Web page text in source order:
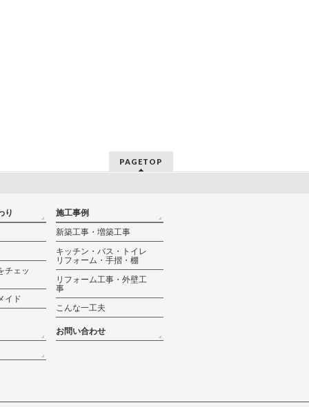
PAGETOP
り
チェッ
イド
施工事例
新築工事・増築工事
キッチン・バス・トイレ
リフォーム・手摺・棚
リフォーム工事・外壁工
事
こんな一工夫
お問い合わせ